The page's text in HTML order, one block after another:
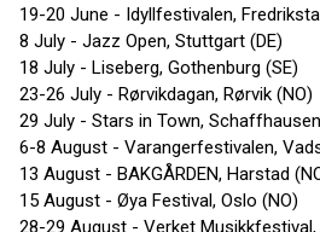
19-20 June - Idyllfestivalen,
8 July - Jazz Open, Stuttgart (DE)
18 July - Liseberg, Gothenburg (SE)
23-26 July - Rørvikdagan, Rørvik (NO)
29 July - Stars in Town,
6-8 August - Varangerfestivalen,
13 August - BAKGÅRDEN, Harstad
15 August - Øya Festival, Oslo (NO)
28-29 August - Verket Musikkfestival,